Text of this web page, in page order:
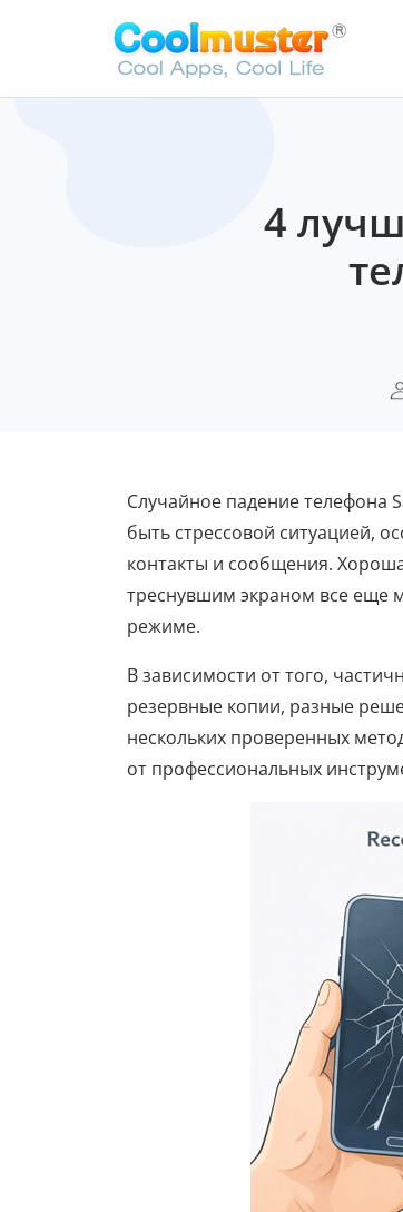
4
Случайное падение телефона
быть стрессовой ситуацией,
контакты и сообщения.
треснувшим экраном все еще
режиме.
В зависимости от того,
резервные копии, разные
нескольких проверенных
от профессиональных